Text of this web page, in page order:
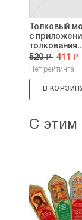
Толковый
с
520 ₽ 411 ₽
Нет рейтинга
В
С этим